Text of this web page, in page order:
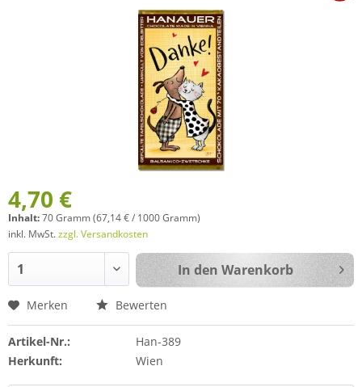
4,70 €
Inhalt:70 Gramm (67,14 € / 1000 Gramm)
inkl. MwSt.zzgl. Versandkosten
In den Warenkorb
Merken Bewerten
Artikel-Nr.:
Han-389
Herkunft:
Wien